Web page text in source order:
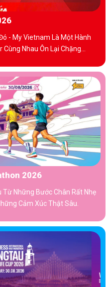
- My Vietnam Là Một Hành
Cùng Nhau Ôn Lại Chặng
2026
Những Bước Chân Rất Nhẹ
Cảm Xúc Thật Sâu.